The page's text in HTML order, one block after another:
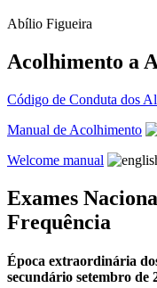
Abílio Figueira
Acolhimento a
Código de Conduta dos
Manual de Acolhimento
Welcome manual
Exames
Frequência
Época extraordinária
secundário setembro de